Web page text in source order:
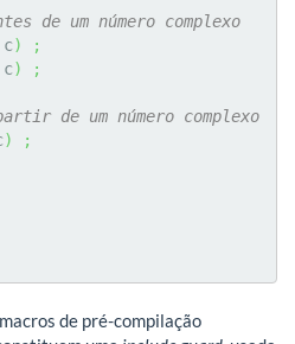
de um número complexo
)
;
) ;
de um número complexo
) ;
de pré-compilação